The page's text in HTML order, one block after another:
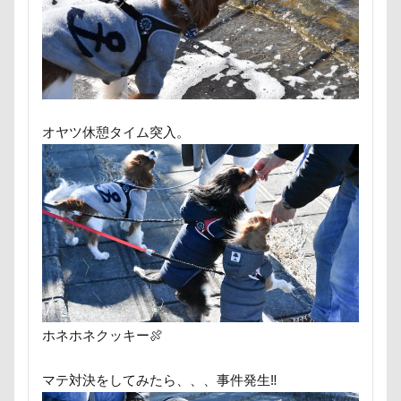
オヤツ休憩タイム突入。
ホネホネクッキー🍖
マテ対決をしてみたら、、、事件発生‼
フワフワ
フレブル フレキシリード
フリーマ
フリーステッチ free stitch
フリスビー
フランソワ
フランソワーズくん
フランちゃん フセ
フォトツアー
ブレアちゃん ブレンハイム
ベランダ菜園
ベランダ ベストショット
プーラニアン
ブレーメン プレゼント
プルバックハトカー
プリンちゃん
プリシアちゃん
ププくん
プイネちゃん ブロンズ像
ワンコクッキー
ルチアちゃん
レインコート
レイクウッズガーデンひめはるの里
レイちゃん
ルビーくん
ルビー ルナちゃん
ルナくん
リュウくん
リビング リディちゃん